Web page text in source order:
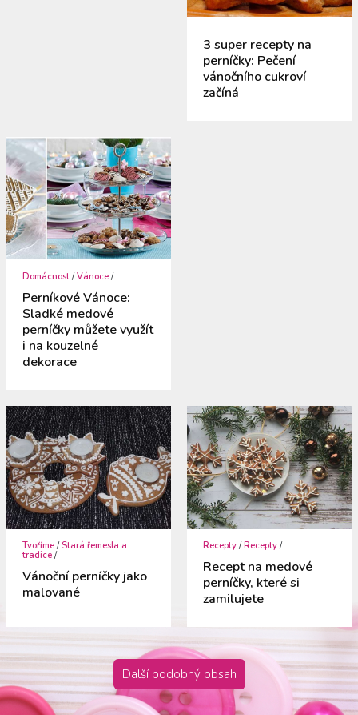
3 super recepty na
perníčky: Pečení
vánočního cukroví
začíná
Domácnost /Vánoce /
Perníkové Vánoce:
Sladké medové
perníčky můžete využít
i na kouzelné
dekorace
Tvoříme / Stará řemesla a
tradice /
Vánoční perníčky jako
malované
Recepty /Recepty /
Recept na medové
perníčky, které si
zamilujete
Další podobný obsah